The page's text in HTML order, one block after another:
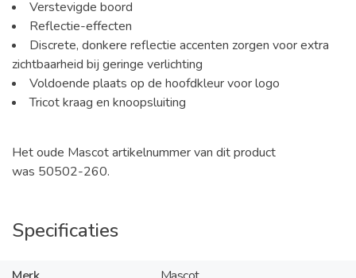
Verstevigde boord
Reflectie-effecten
Discrete, donkere reflectie accenten zorgen voor extra
zichtbaarheid bij geringe verlichting
Voldoende plaats op de hoofdkleur voor logo
Tricot kraag en knoopsluiting
Het oude Mascot artikelnummer van dit product
was 50502-260.
Specificaties